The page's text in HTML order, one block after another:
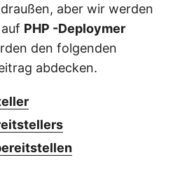
draußen, aber wir werden
PHP -Deploymer
den folgenden
abdecken.